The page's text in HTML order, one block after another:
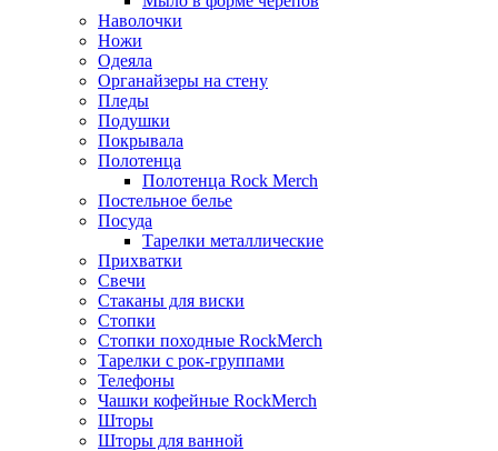
Наволочки
Ножи
Одеяла
Органайзеры на стену
Пледы
Подушки
Покрывала
Полотенца
Полотенца Rock Merch
Постельное белье
Посуда
Тарелки металлические
Прихватки
Свечи
Стаканы для виски
Стопки
Стопки походные RockMerch
Тарелки с рок-группами
Телефоны
Чашки кофейные RockMerch
Шторы
Шторы для ванной